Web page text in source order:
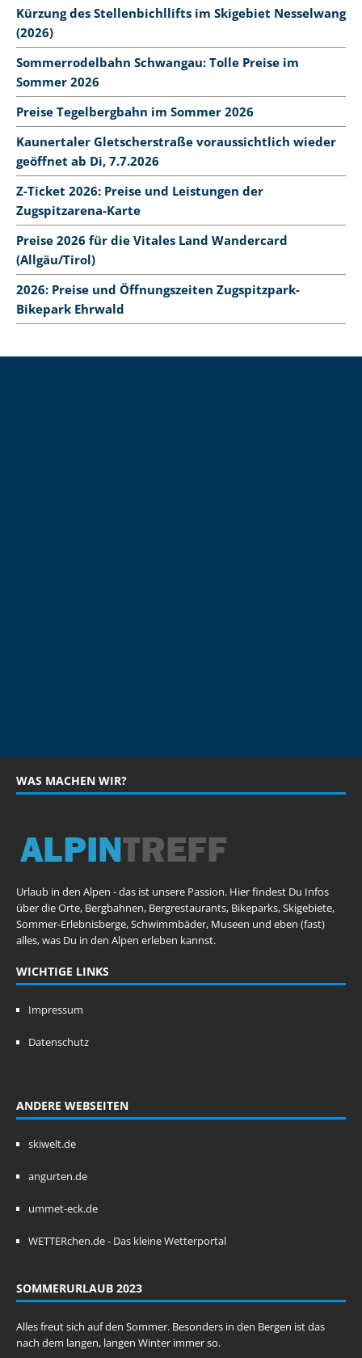
Kürzung des Stellenbichllifts im Skigebiet Nesselwang
(2026)
Sommerrodelbahn Schwangau: Tolle Preise im
Sommer 2026
Preise Tegelbergbahn im Sommer 2026
Kaunertaler Gletscherstraße voraussichtlich wieder
geöffnet ab Di, 7.7.2026
Z-Ticket 2026: Preise und Leistungen der
Zugspitzarena-Karte
Preise 2026 für die Vitales Land Wandercard
(Allgäu/Tirol)
2026: Preise und Öffnungszeiten Zugspitzpark-
Bikepark Ehrwald
WAS MACHEN WIR?
Urlaub in den Alpen - das ist unsere Passion. Hier findest Du Infos
über die Orte, Bergbahnen, Bergrestaurants, Bikeparks, Skigebiete,
Sommer-Erlebnisberge, Schwimmbäder, Museen und eben (fast)
alles, was Du in den Alpen erleben kannst.
WICHTIGE LINKS
Impressum
Datenschutz
ANDERE WEBSEITEN
skiwelt.de
angurten.de
ummet-eck.de
WETTERchen.de - Das kleine Wetterportal
SOMMERURLAUB 2023
Alles freut sich auf den Sommer. Besonders in den Bergen ist das
nach dem langen, langen Winter immer so.